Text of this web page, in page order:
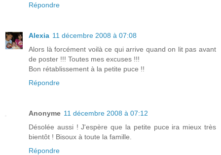
Répondre
Alexia 11 décembre 2008 à 07:08
Alors là forcément voilà ce qui arrive quand on lit pas avant
de poster !!! Toutes mes excuses !!!
Bon rétablissement à la petite puce !!
Répondre
Anonyme 11 décembre 2008 à 07:12
Désolée aussi ! J'espère que la petite puce ira mieux très
bientôt ! Bisoux à toute la famille.
Répondre